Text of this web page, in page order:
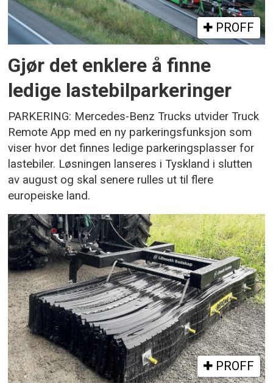
PROFF
Gjør det enklere å finne
ledige lastebilparkeringer
PARKERING: Mercedes-Benz Trucks utvider Truck
Remote App med en ny parkeringsfunksjon som
viser hvor det finnes ledige parkeringsplasser for
lastebiler. Løsningen lanseres i Tyskland i slutten
av august og skal senere rulles ut til flere
europeiske land.
PROFF